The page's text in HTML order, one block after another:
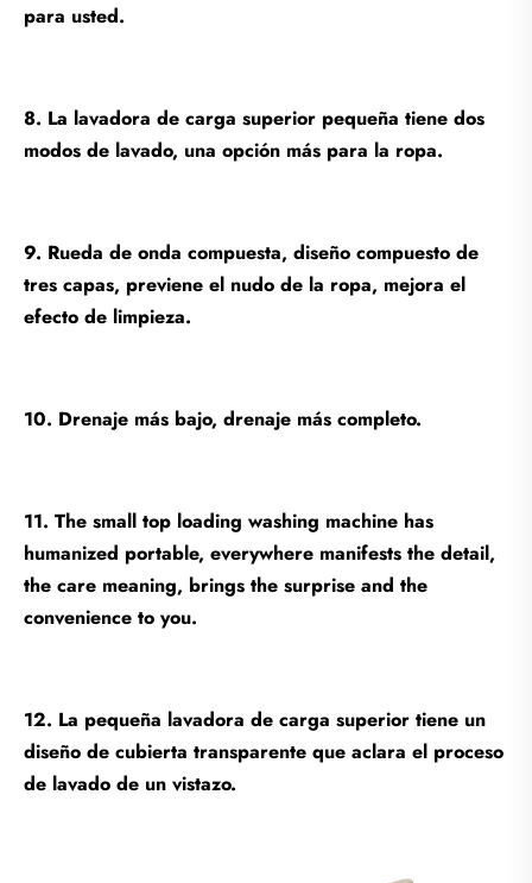
para usted.
8. La lavadora de carga superior pequeña tiene dos
modos de lavado, una opción más para la ropa.
9. Rueda de onda compuesta, diseño compuesto de
tres capas, previene el nudo de la ropa, mejora el
efecto de limpieza.
10. Drenaje más bajo, drenaje más completo.
11. The small top loading washing machine has
humanized portable, everywhere manifests the detail,
the care meaning, brings the surprise and the
convenience to you.
12. La pequeña lavadora de carga superior tiene un
diseño de cubierta transparente que aclara el proceso
de lavado de un vistazo.